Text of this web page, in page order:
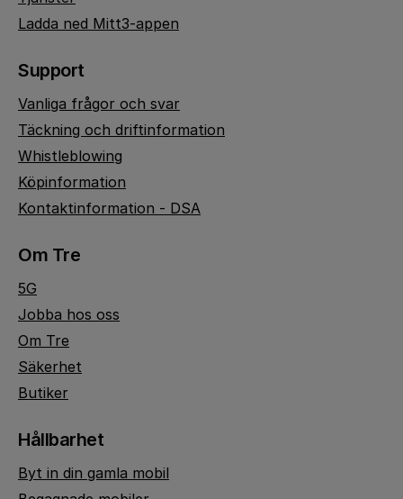
Ladda ned Mitt3-appen
Support
Vanliga frågor och svar
Täckning och driftinformation
Whistleblowing
Köpinformation
Kontaktinformation - DSA
Om Tre
5G
Jobba hos oss
Om Tre
Säkerhet
Butiker
Hållbarhet
Byt in din gamla mobil